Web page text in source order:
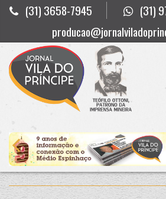
(31) 3658-7945
(31)